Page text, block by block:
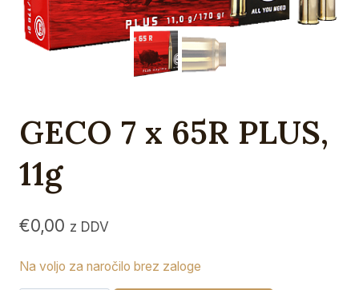
GECO 7 x 65R PLUS,
11g
€0,00 z DDV
Na voljo za naročilo brez zaloge